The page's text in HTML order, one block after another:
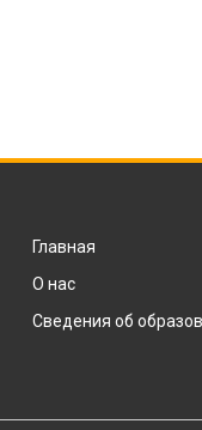
Главная
О нас
Сведения об